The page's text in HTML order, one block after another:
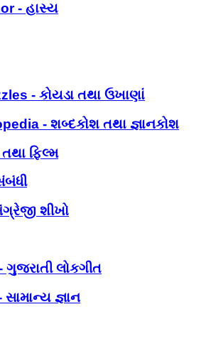
- હાસ્ય
- કોયડા તથા ઉખાણાં
- શબ્દકોશ તથા જ્ઞાનકોશ
ફિલ્મ
શીખો
લોકગીત
જ્ઞાન